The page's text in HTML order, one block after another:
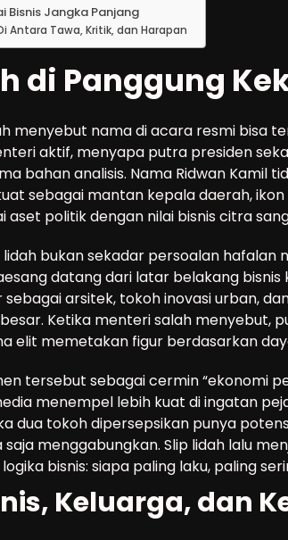
Bisnis Jangka Panjang
Antara Tawa, Kritik, dan Harapan
di Panggung
menyebut nama di acara resmi bisa
aktif, menyapa putra presiden
bahan analisis. Nama Ridwan Kamil
sebagai mantan kepala daerah,
aset politik dengan nilai bisnis citra
lidah bukan sekadar persoalan hafalan
datang dari latar belakang
sebagai arsitek, tokoh inovasi urban,
Ketika menteri salah menyebut,
elit memetakan figur berdasarkan
tersebut sebagai cermin “ekonomi
menempel lebih kuat di ingatan
dua tokoh dipersepsikan punya
menggabungkan. Slip lidah lalu
bisnis: siapa paling laku, paling
Keluarga, dan